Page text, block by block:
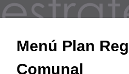
Menú Plan
Comunal